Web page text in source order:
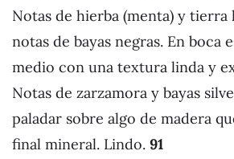
Notas de hierba (menta) y tierra
notas de bayas negras. En boca
medio con una textura linda y
Notas de zarzamora y bayas
paladar sobre algo de madera
final mineral. Lindo. 91